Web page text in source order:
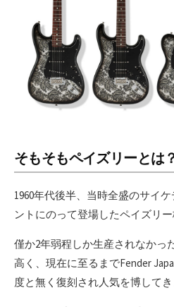
そもそもペイズリーとは
1960年代後半、当時全盛のサイ
ントにのって登場したペイズリー
僅か2年弱程しか生産されなかっ
高く、現在に至るまでFender
度と無く復刻され人気を博してき